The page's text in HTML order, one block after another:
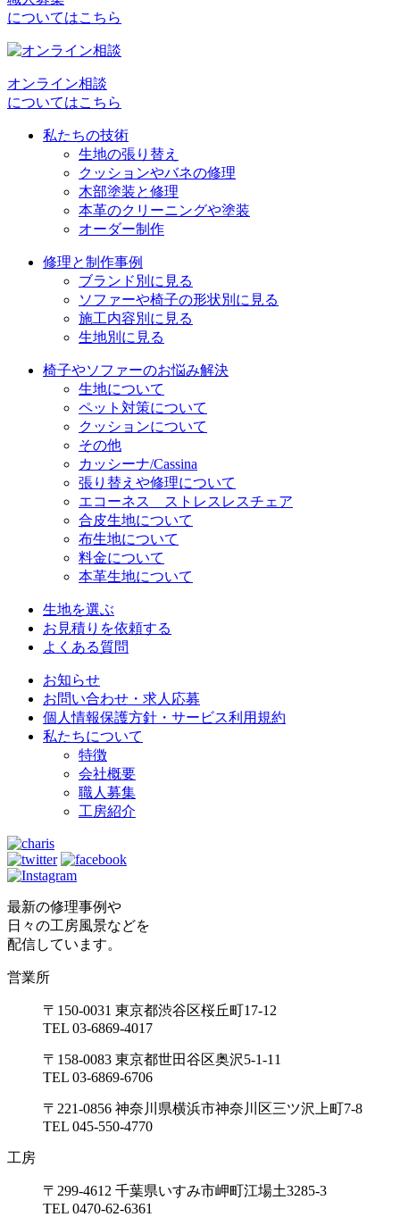
についてはこちら
オンライン相談
についてはこちら
私たちの技術
生地の張り替え
クッションやバネの修理
木部塗装と修理
本革のクリーニングや塗装
オーダー制作
修理と制作事例
ブランド別に見る
ソファーや椅子の形状別に見る
施工内容別に見る
生地別に見る
椅子やソファーのお悩み解決
生地について
ペット対策について
クッションについて
その他
カッシーナ/Cassina
張り替えや修理について
エコーネス ストレスレスチェア
合皮生地について
布生地について
料金について
本革生地について
生地を選ぶ
お見積りを依頼する
よくある質問
お知らせ
お問い合わせ・求人応募
個人情報保護方針・サービス利用規約
私たちについて
特徴
会社概要
職人募集
工房紹介
最新の修理事例や
日々の工房風景などを
配信しています。
営業所
〒150-0031 東京都渋谷区桜丘町17-12
TEL 03-6869-4017
〒158-0083 東京都世田谷区奥沢5-1-11
TEL 03-6869-6706
〒221-0856 神奈川県横浜市神奈川区三ツ沢上町7-8
TEL 045-550-4770
工房
〒299-4612 千葉県いすみ市岬町江場土3285-3
TEL 0470-62-6361